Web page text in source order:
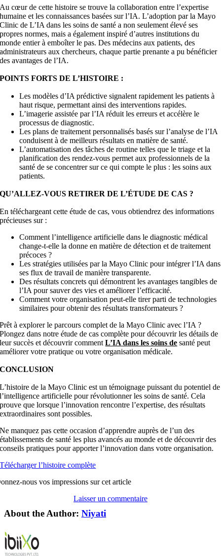
Au cœur de cette histoire se trouve la collaboration entre l’expertise
humaine et les connaissances basées sur l’IA. L’adoption par la Mayo
Clinic deL’IA dans les soins de santé a non seulement élevé ses
propres normes, mais a également inspiré d’autres institutions du
monde entier à emboîter le pas. Des médecins aux patients, des
administrateurs aux chercheurs, chaque partie prenante a pu bénéficier
des avantages de l’IA.
POINTS FORTS DE L’HISTOIRE :
Les modèles d’IA prédictive signalent rapidement les patients à
haut risque, permettant ainsi des interventions rapides.
L’imagerie assistée par l’IA réduit les erreurs et accélère le
processus de diagnostic.
Les plans de traitement personnalisés basés sur l’analyse de l’IA
conduisent à de meilleurs résultats en matière de santé.
L’automatisation des tâches de routine telles que le triage et la
planification des rendez-vous permet aux professionnels de la
santé de se concentrer sur ce qui compte le plus : les soins aux
patients.
QU’ALLEZ-VOUS RETIRER DE L’ÉTUDE DE CAS ?
En téléchargeant cette étude de cas, vous obtiendrez des informations
précieuses sur :
Comment l’intelligence artificielle dans le diagnostic médical
change-t-elle la donne en matière de détection et de traitement
précoces ?
Les stratégies utilisées par la Mayo Clinic pour intégrer l’IA dans
ses flux de travail de manière transparente.
Des résultats concrets qui démontrent les avantages tangibles de
l’IA pour sauver des vies et améliorer l’efficacité.
Comment votre organisation peut-elle tirer parti de technologies
similaires pour obtenir des résultats transformateurs ?
Prêt à explorer le parcours complet de la Mayo Clinic avec l’IA ?
Plongez dans notre étude de cas complète pour découvrir les détails de
leur succès et découvrir commentL’IA dans les soins de santé peut
améliorer votre pratique ou votre organisation médicale.
CONCLUSION
L’histoire de la Mayo Clinic est un témoignage puissant du potentiel de
l’intelligence artificielle pour révolutionner les soins de santé. Cela
prouve que lorsque l’innovation rencontre l’expertise, des résultats
extraordinaires sont possibles.
Ne manquez pas cette occasion d’apprendre auprès de l’un des
établissements de santé les plus avancés au monde et de découvrir des
conseils pratiques pour apporter l’innovation dans votre organisation.
Télécharger l’histoire complète
nous vos impressions sur cet article
Laisser un commentaire
About the Author: Niyati